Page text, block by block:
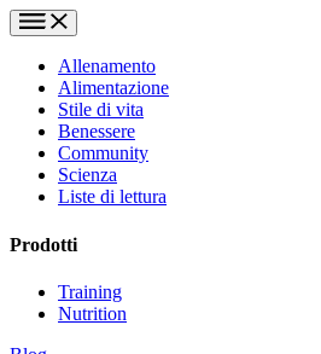
Allenamento
Alimentazione
Stile di vita
Benessere
Community
Scienza
Liste di lettura
Prodotti
Training
Nutrition